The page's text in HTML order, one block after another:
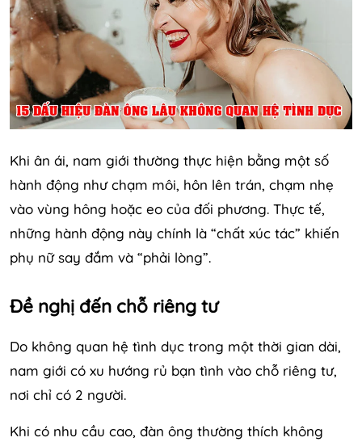
Khi ân ái, nam giới thường thực hiện bằng một số
hành động như chạm môi, hôn lên trán, chạm nhẹ
vào vùng hông hoặc eo của đối phương. Thực tế,
những hành động này chính là “chất xúc tác” khiến
phụ nữ say đắm và “phải lòng”.
Đề nghị đến chỗ riêng tư
Do không quan hệ tình dục trong một thời gian dài,
nam giới có xu hướng rủ bạn tình vào chỗ riêng tư,
nơi chỉ có 2 người.
Khi có nhu cầu cao, đàn ông thường thích không